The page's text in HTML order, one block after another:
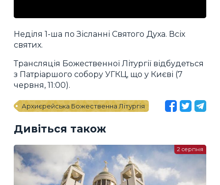
Неділя 1-ша по Зісланні Святого Духа. Всіх
святих.
Трансляція Божественної Літургії відбудеться
з Патріаршого собору УГКЦ, що у Києві (7
червня, 11:00).
Архиєрейська Божественна Літургія
Дивіться також
2 серпня